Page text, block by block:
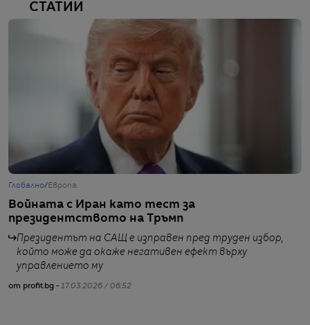
СТАТИИ
Глобално/ Европа
Войната с Иран като тест за
президентството на Тръмп
Президентът на САЩ е изправен пред труден избор,
който може да окаже негативен ефект върху
управлението му
от profit.bg - 17.03.2026 / 06:52